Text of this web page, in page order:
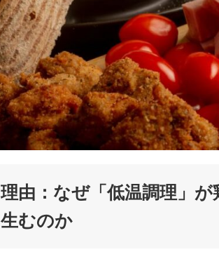
理由：なぜ「低温調理」
生むのか